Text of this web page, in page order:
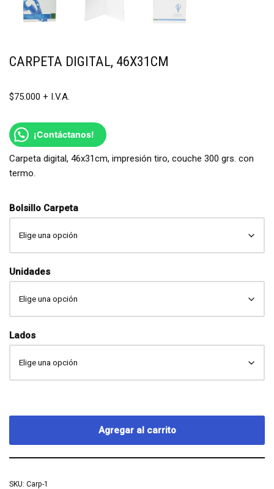
CARPETA DIGITAL, 46X31CM
$75.000
¡Contáctanos!
Carpeta digital, 46x31cm, impresión tiro, couche 300 grs. con
termo.
Bolsillo Carpeta
Unidades
Lados
Agregar al carrito
SKU: Carp-1